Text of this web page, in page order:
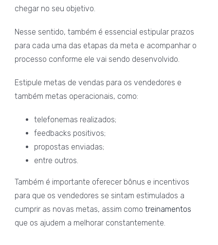
chegar no seu objetivo.
Nesse sentido, também é essencial estipular prazos
para cada uma das etapas da meta e acompanhar o
processo conforme ele vai sendo desenvolvido.
Estipule metas de vendas para os vendedores e
também metas operacionais, como:
telefonemas realizados;
feedbacks positivos;
propostas enviadas;
entre outros.
Também é importante oferecer bônus e incentivos
para que os vendedores se sintam estimulados a
cumprir as novas metas, assim como treinamentos
que os ajudem a melhorar constantemente.